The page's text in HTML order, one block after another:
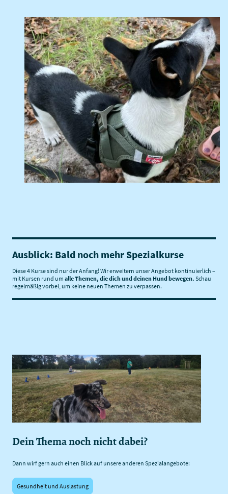
Ausblick: Bald noch mehr Spezialkurse
Diese 4 Kurse sind nur der Anfang! Wir erweitern unser Angebot kontinuierlich –
mit Kursen rund um alle Themen, die dich und deinen Hund bewegen. Schau
regelmäßig vorbei, um keine neuen Themen zu verpassen.
Dein Thema noch nicht dabei?
Dann wirf gern auch einen Blick auf unsere anderen Spezialangebote:
Gesundheit und Auslastung